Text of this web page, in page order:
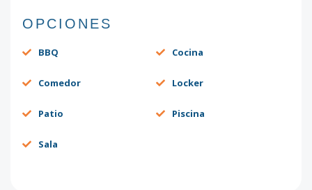
OPCIONES
BBQ Cocina
Comedor Locker
Patio Piscina
Sala